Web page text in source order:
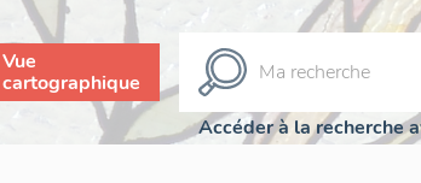
Vue
cartographique
Accéder à la recherche